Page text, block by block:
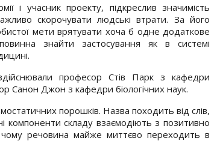
і учасник проекту, підкреслив значимість
скорочувати людські втрати. За його
мети врятувати хоча б одне додаткове
знайти застосування як в системі
професор Стів Парк з кафедри
Санон Джон з кафедри біологічних наук.
порошків. Назва походить від слів,
компоненти складу взаємодіють з позитивно
речовина майже миттєво переходить в